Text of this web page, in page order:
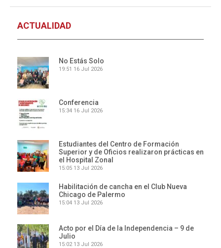
ACTUALIDAD
No Estás Solo
19:51 16 Jul 2026
Conferencia
15:34 16 Jul 2026
Estudiantes del Centro de Formación
Superior y de Oficios realizaron prácticas en
el Hospital Zonal
15:05 13 Jul 2026
Habilitación de cancha en el Club Nueva
Chicago de Palermo
15:04 13 Jul 2026
Acto por el Día de la Independencia – 9 de
Julio
15:02 13 Jul 2026